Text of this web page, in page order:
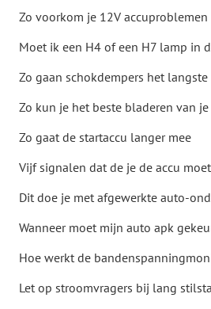
Zo voorkom je 12V accuproblemen
Moet ik een H4 of een H7 lamp in
Zo gaan schokdempers het langste
Zo kun je het beste bladeren van
Zo gaat de startaccu langer mee
Vijf signalen dat de je de accu
Dit doe je met afgewerkte auto-
Wanneer moet mijn auto apk
Hoe werkt de
Let op stroomvragers bij lang